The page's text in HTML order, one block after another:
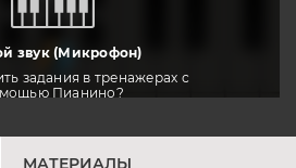
звук (Микрофон)
задания в тренажерах с
Пианино?
тренировать
МАТЕРИАЛЫ